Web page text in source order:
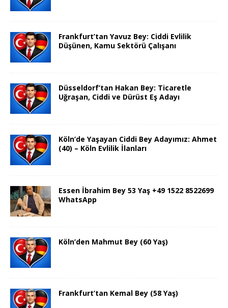
Frankfurt’tan Yavuz Bey: Ciddi Evlilik
Düşünen, Kamu Sektörü Çalışanı
Düsseldorf’tan Hakan Bey: Ticaretle
Uğraşan, Ciddi ve Dürüst Eş Adayı
Köln’de Yaşayan Ciddi Bey Adayımız: Ahmet
(40) – Köln Evlilik İlanları
Essen İbrahim Bey 53 Yaş +49 1522 8522699
WhatsApp
Köln’den Mahmut Bey (60 Yaş)
Frankfurt’tan Kemal Bey (58 Yaş)